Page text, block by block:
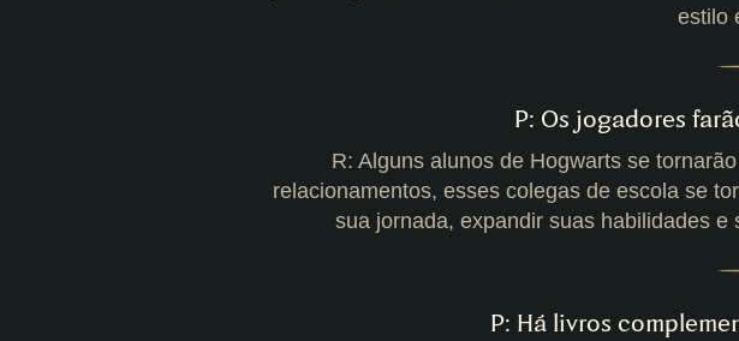
estilo
P: Os jogadores
R: Alguns alunos de Hogwarts se
relacionamentos, esses colegas de escola se
sua jornada, expandir suas habilidades
P: Há livros